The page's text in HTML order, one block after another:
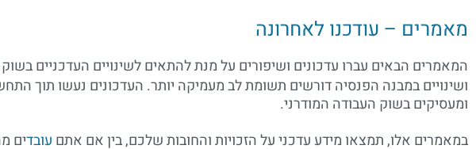
מאמרים – עודכנו לאחרונה
המאמרים הבאים עברו עדכונים ושיפורים על מנת להתאים לשינויים העדכניים
ושינויים במבנה הפנסיה דורשים תשומת לב מעמיקה יותר. העדכונים נעשו
ומעסיקים בשוק העבודה המודרני.
במאמרים אלו, תמצאו מידע עדכני על הזכויות והחובות שלכם, בין אם אתם עובדים